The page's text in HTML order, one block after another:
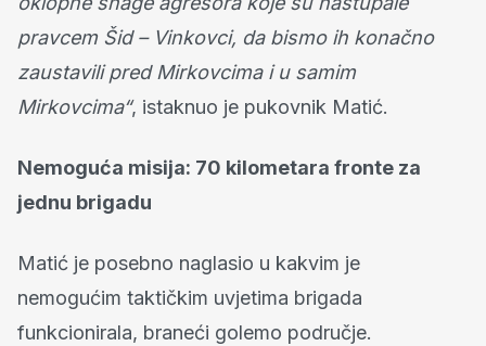
pravcem Šid – Vinkovci, da bismo ih konačno
zaustavili pred Mirkovcima i u samim
Mirkovcima“, istaknuo je pukovnik Matić.
Nemoguća misija: 70 kilometara fronte za
jednu brigadu
Matić je posebno naglasio u kakvim je
nemogućim taktičkim uvjetima brigada
funkcionirala, braneći golemo područje.